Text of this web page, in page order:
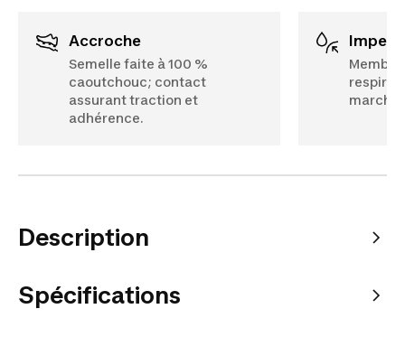
Accroche
Semelle faite à 100 %
caoutchouc; contact
assurant traction et
adhérence.
marche
Description
Spécifications